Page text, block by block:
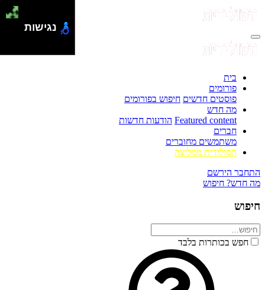
בית
פורומים
פוסטים חדשים חיפוש בפורומים
מה חדש
Featured content הודעות חדשות
חברים
משתמשים מחוברים
הסולידית ממליצה
התחבר הירשם
מה חדש? חיפוש
חיפוש
חפש בכותרות בלבד
נגישות